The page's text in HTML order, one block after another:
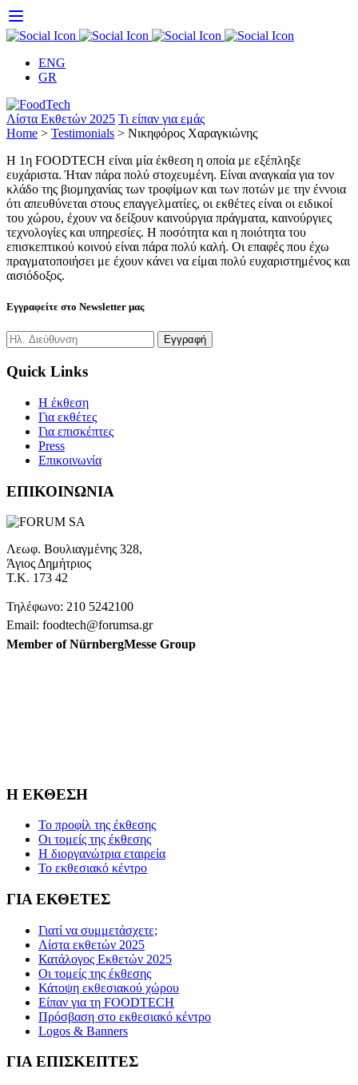
Skip
to
content
ENG
GR
Λίστα Εκθετών 2025 Τι είπαν για εμάς
Home > Testimonials > Νικηφόρος Χαραγκιώνης
Η 1η FOODTECH είναι μία έκθεση η οποία με εξέπληξε
ευχάριστα. Ήταν πάρα πολύ στοχευμένη. Είναι αναγκαία για τον
κλάδο της βιομηχανίας των τροφίμων και των ποτών με την έννοια
ότι απευθύνεται στους επαγγελματίες, οι εκθέτες είναι οι ειδικοί
του χώρου, έχουν να δείξουν καινούργια πράγματα, καινούργιες
τεχνολογίες και υπηρεσίες. Η ποσότητα και η ποιότητα του
επισκεπτικού κοινού είναι πάρα πολύ καλή. Οι επαφές που έχω
πραγματοποιήσει με έχουν κάνει να είμαι πολύ ευχαριστημένος και
αισιόδοξος.
Εγγραφείτε στο Newsletter μας
Quick Links
H έκθεση
Για εκθέτες
Για επισκέπτες
Press
Επικοινωνία
ΕΠΙΚΟΙΝΩΝΙΑ
Λεωφ. Βουλιαγμένης 328,
Άγιος Δημήτριος
Τ.Κ. 173 42
Τηλέφωνο: 210 5242100
Email: foodtech@forumsa.gr
Member of NürnbergMesse Group
Η ΕΚΘΕΣΗ
Το προφίλ της έκθεσης
Οι τομείς της έκθεσης
Η διοργανώτρια εταιρεία
Το εκθεσιακό κέντρο
ΓΙΑ ΕΚΘΕΤΕΣ
Γιατί να συμμετάσχετε;
Λίστα εκθετών 2025
Κατάλογος Εκθετών 2025
Οι τομείς της έκθεσης
Κάτοψη εκθεσιακού χώρου
Είπαν για τη FOODTECH
Πρόσβαση στο εκθεσιακό κέντρο
Logos & Banners
ΓΙΑ ΕΠΙΣΚΕΠΤΕΣ